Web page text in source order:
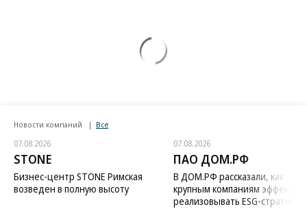
Новости компаний Все
07.08.2026
STONE
Бизнес-центр STONE Римская
возведен в полную высоту
07.08.2026
ПАО ДОМ.РФ
В ДОМ.РФ рассказали, как
крупным компаниям
реализовывать ESG-стратегию